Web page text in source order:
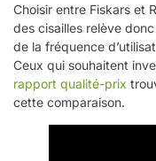
Choisir entre Fiskars et
des cisailles relève
de la fréquence
Ceux qui souhaitent
rapport qualité-prix
cette comparaison.